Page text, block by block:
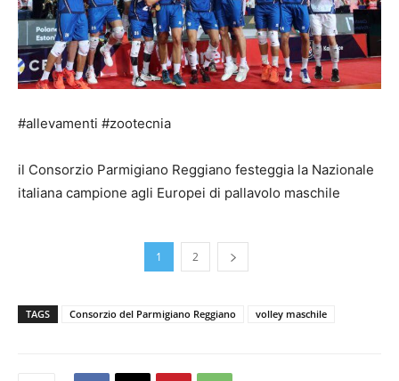
#allevamenti #zootecnia
il Consorzio Parmigiano Reggiano festeggia la Nazionale
italiana campione agli Europei di pallavolo maschile
1 2
TAGS Consorzio del Parmigiano Reggiano volley maschile